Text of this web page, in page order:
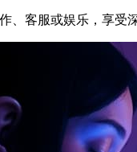
、客服或娱乐，享受